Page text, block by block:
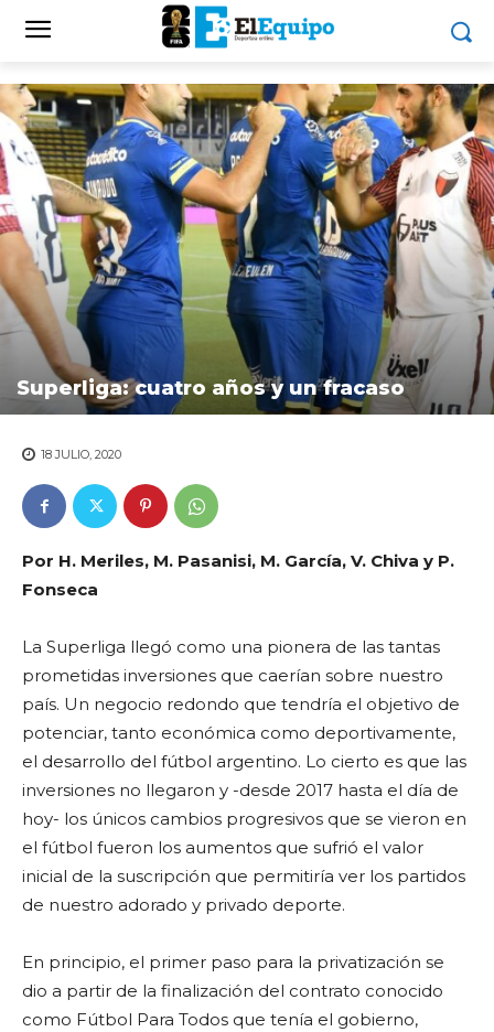
Superliga: cuatro años y un fracaso
18 JULIO, 2020
Por H. Meriles, M. Pasanisi, M. García, V. Chiva y P.
Fonseca
La Superliga llegó como una pionera de las tantas
prometidas inversiones que caerían sobre nuestro
país. Un negocio redondo que tendría el objetivo de
potenciar, tanto económica como deportivamente,
el desarrollo del fútbol argentino. Lo cierto es que las
inversiones no llegaron y -desde 2017 hasta el día de
hoy- los únicos cambios progresivos que se vieron en
el fútbol fueron los aumentos que sufrió el valor
inicial de la suscripción que permitiría ver los partidos
de nuestro adorado y privado deporte.
En principio, el primer paso para la privatización se
dio a partir de la finalización del contrato conocido
como Fútbol Para Todos que tenía el gobierno,